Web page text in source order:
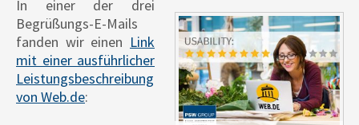
In einer der drei
Begrüßungs-E-Mails
fanden wir einen Link
mit einer ausführlicher
Leistungsbeschreibung
von Web.de: